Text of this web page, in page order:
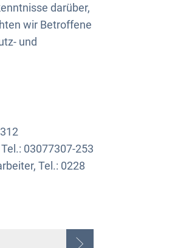
darüber,
wir Betroffene
und
03077307-253
Tel.: 0228